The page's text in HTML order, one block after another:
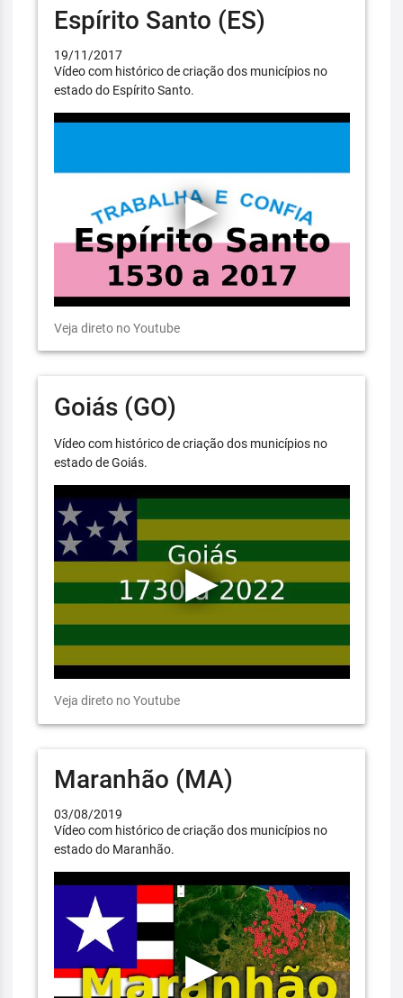
Espírito Santo (ES)
19/11/2017
Vídeo com histórico de criação dos municípios no
estado do Espírito Santo.
Veja direto no Youtube
Goiás (GO)
Vídeo com histórico de criação dos municípios no
estado de Goiás.
Veja direto no Youtube
Maranhão (MA)
03/08/2019
Vídeo com histórico de criação dos municípios no
estado do Maranhão.